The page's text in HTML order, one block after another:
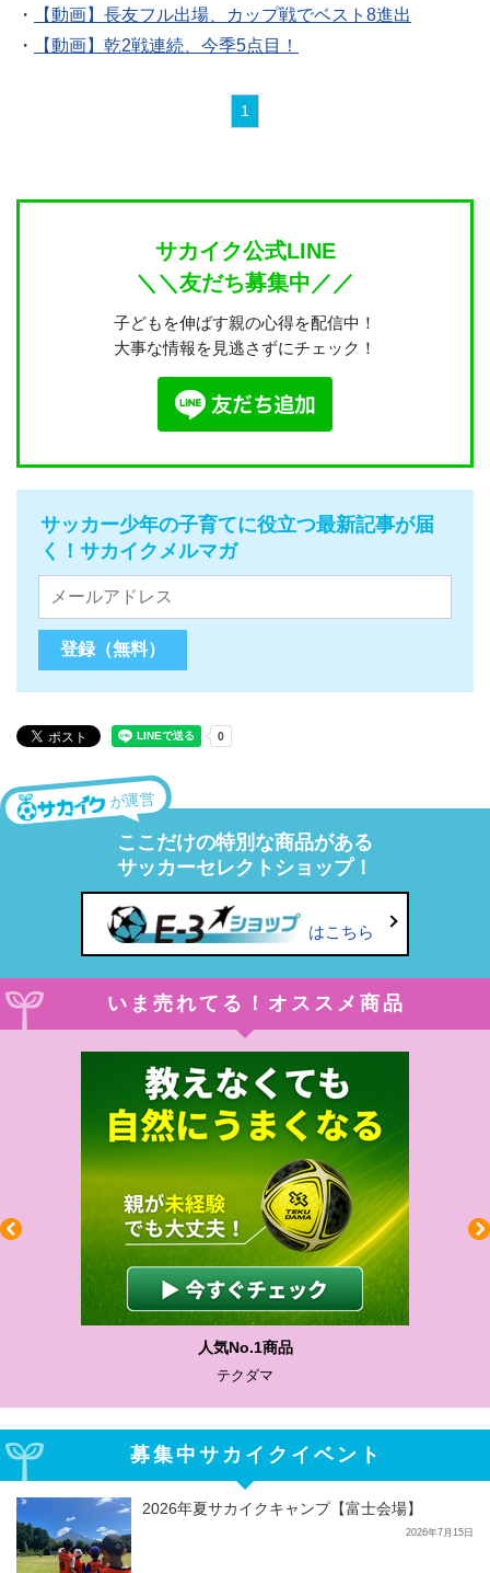
・
【動画】長友フル出場、カップ戦でベスト8進出
・
【動画】乾2戦連続、今季5点目！
1
サカイク公式LINE
＼＼友だち募集中／／
子どもを伸ばす親の心得を配信中！
大事な情報を見逃さずにチェック！
サッカー少年の子育てに役立つ最新記事が届
く！サカイクメルマガ
が運営
ここだけの特別な商品がある
サッカーセレクトショップ！
はこちら
いま売れてる！オススメ商品
人気No.1商品
テクダマ
募集中サカイクイベント
2026年夏サカイクキャンプ【富士会場】
2026年7月15日